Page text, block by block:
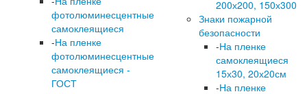
фотолюминесцентные
самоклеящиеся
-На пленке
фотолюминесцентные
самоклеящиеся -
ГОСТ
200х200, 150х300
Знаки пожарной
безопасности
-На пленке
самоклеящиеся
15х30, 20х20см
-На пленке